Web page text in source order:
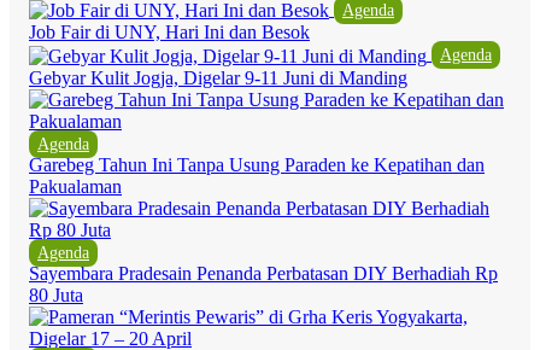
Agenda
Job Fair di UNY, Hari Ini dan Besok
Agenda
Gebyar Kulit Jogja, Digelar 9-11 Juni di Manding
Agenda
Garebeg Tahun Ini Tanpa Usung Paraden ke Kepatihan dan
Pakualaman
Agenda
Sayembara Pradesain Penanda Perbatasan DIY Berhadiah Rp
80 Juta